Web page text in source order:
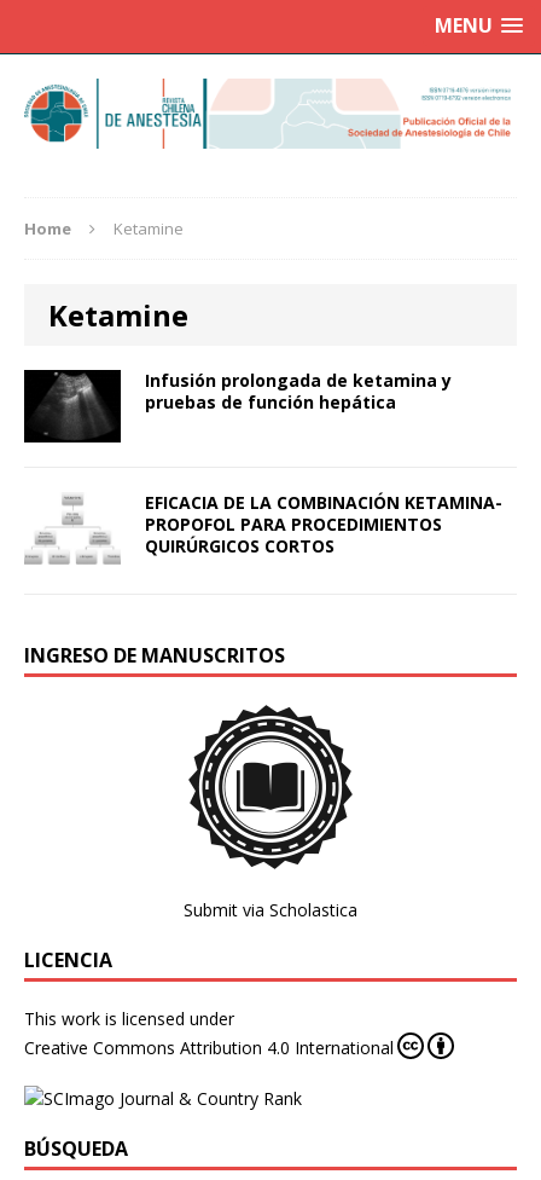
MENU
Home Ketamine
Ketamine
Infusión prolongada de ketamina y
pruebas de función hepática
EFICACIA DE LA COMBINACIÓN KETAMINA-
PROPOFOL PARA PROCEDIMIENTOS
QUIRÚRGICOS CORTOS
INGRESO DE MANUSCRITOS
Submit via Scholastica
LICENCIA
This work is licensed under
Creative Commons Attribution 4.0 International
BÚSQUEDA